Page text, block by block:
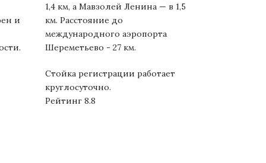
и
1,4 км, а Мавзолей Ленина — в 1,5
км. Расстояние до
международного аэропорта
Шереметьево - 27 км.
Стойка регистрации работает
круглосуточно.
Рейтинг 8.8